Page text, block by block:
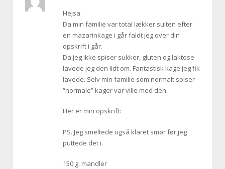
Hejsa.
Da min familie var total lækker sulten efter
en mazarinkage i går faldt jeg over din
opskrift i går.
Da jeg ikke spiser sukker, gluten og laktose
lavede jeg den lidt om. Fantastisk kage jeg fik
lavede. Selv min familie som normalt spiser
“normale” kager var ville med den.
Her er min opskrift:
PS. Jeg smeltede også klaret smør før jeg
puttede det i.
150 g. mandler